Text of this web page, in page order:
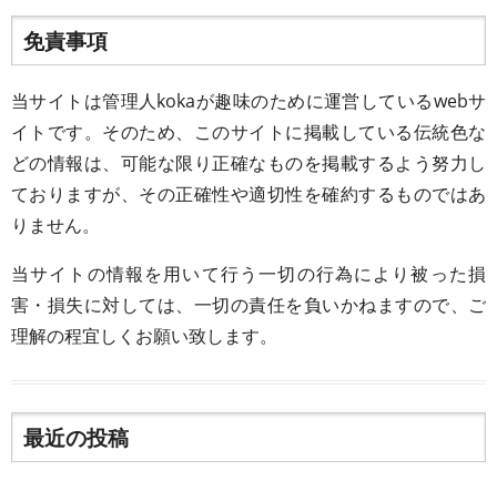
免責事項
当サイトは管理人kokaが趣味のために運営しているwebサ
イトです。そのため、このサイトに掲載している伝統色な
どの情報は、可能な限り正確なものを掲載するよう努力し
ておりますが、その正確性や適切性を確約するものではあ
りません。
当サイトの情報を用いて行う一切の行為により被った損
害・損失に対しては、一切の責任を負いかねますので、ご
理解の程宜しくお願い致します。
最近の投稿